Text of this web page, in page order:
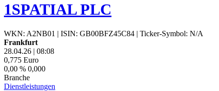
1SPATIAL PLC
WKN: A2NB01 | ISIN: GB00BFZ45C84 | Ticker-Symbol: N/A
Frankfurt
28.04.26 | 08:08
0,775 Euro
0,00 % 0,000
Branche
Dienstleistungen